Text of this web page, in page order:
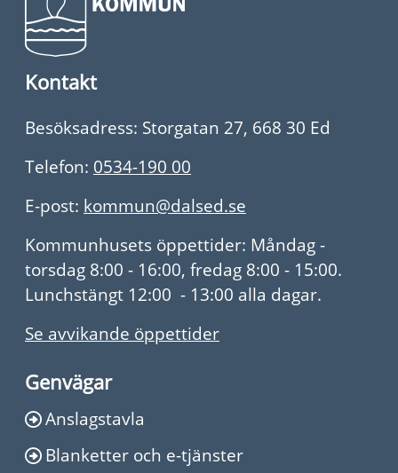
Kontakt
Besöksadress: Storgatan 27, 668 30 Ed
Telefon: 0534-190 00
E-post: kommun@dalsed.se
Kommunhusets öppettider: Måndag -
torsdag 8:00 - 16:00, fredag 8:00 - 15:00.
Lunchstängt 12:00 - 13:00 alla dagar.
Se avvikande öppettider
Genvägar
Anslagstavla
Blanketter och e-tjänster